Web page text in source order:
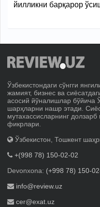
йилликни барқарор
Ўзбекистондаги сўнгги
жамият, бизнес ва
асосий йўналишлар бўйича
шарҳларни нашр этади.
мутахассисларнинг
фикрлари.
Ўзбекистон, Тошкент
+(998 78) 150-02-02
Devonxona: (+998 78) 150-
info@review.uz
cer@exat.uz